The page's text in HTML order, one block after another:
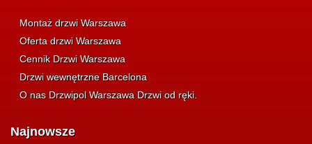
Montaż drzwi Warszawa
Oferta drzwi Warszawa
Cennik Drzwi Warszawa
Drzwi wewnętrzne Barcelona
O nas Drzwipol Warszawa Drzwi od ręki.
Najnowsze